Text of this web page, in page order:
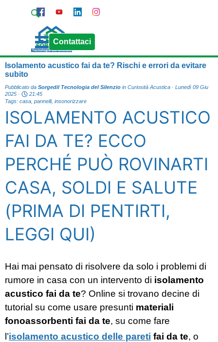
Vai ai contenuti
Salta menù
Pagina Contatti
Chiama Sorgedil
Contattaci
Isolamento acustico fai da te? Rischi e errori da evitare
subito
Pubblicato da Sorgedil Tecnologia del Silenzio in Curiosità Acustica · Lunedì 09 Giu
2025 ·
21:45
Tags: casa pannelli, insonorizzare
ISOLAMENTO ACUSTICO
FAI DA TE? ECCO
PERCHÉ PUÒ ROVINARTI
CASA, SOLDI E SALUTE
(PRIMA DI PENTIRTI,
LEGGI QUI)
Hai mai pensato di risolvere da solo i problemi di
rumore in casa con un intervento di isolamento
acustico fai da te? Online si trovano decine di
tutorial su come usare presunti materiali
fonoassorbenti fai da te, su come fare
l’isolamento acustico delle pareti fai da te, o